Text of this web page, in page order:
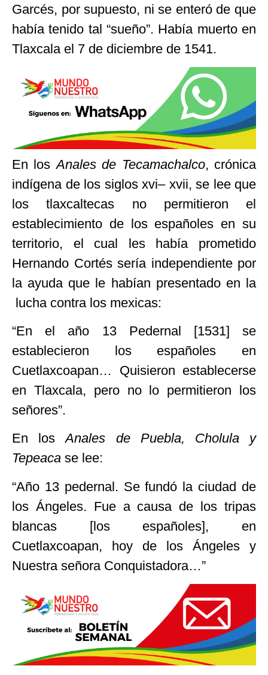
Garcés, por supuesto, ni se enteró de que
había tenido tal “sueño”. Había muerto en
Tlaxcala el 7 de diciembre de 1541.
En losAnales de Tecamachalco, crónica
indígena de los siglos xvi– xvii, se lee que
los tlaxcaltecas no permitieron el
establecimiento de los españoles en su
territorio, el cual les había prometido
Hernando Cortés sería independiente por
la ayuda que le habían presentado en la
lucha contra los mexicas:
“En el año 13 Pedernal [1531] se
establecieron los españoles en
Cuetlaxcoapan… Quisieron establecerse
en Tlaxcala, pero no lo permitieron los
señores”.
En losAnales de Puebla, Cholula y
Tepeaca se lee:
“Año 13 pedernal. Se fundó la ciudad de
los Ángeles. Fue a causa de los tripas
blancas [los españoles], en
Cuetlaxcoapan, hoy de los Ángeles y
Nuestra señora Conquistadora…”